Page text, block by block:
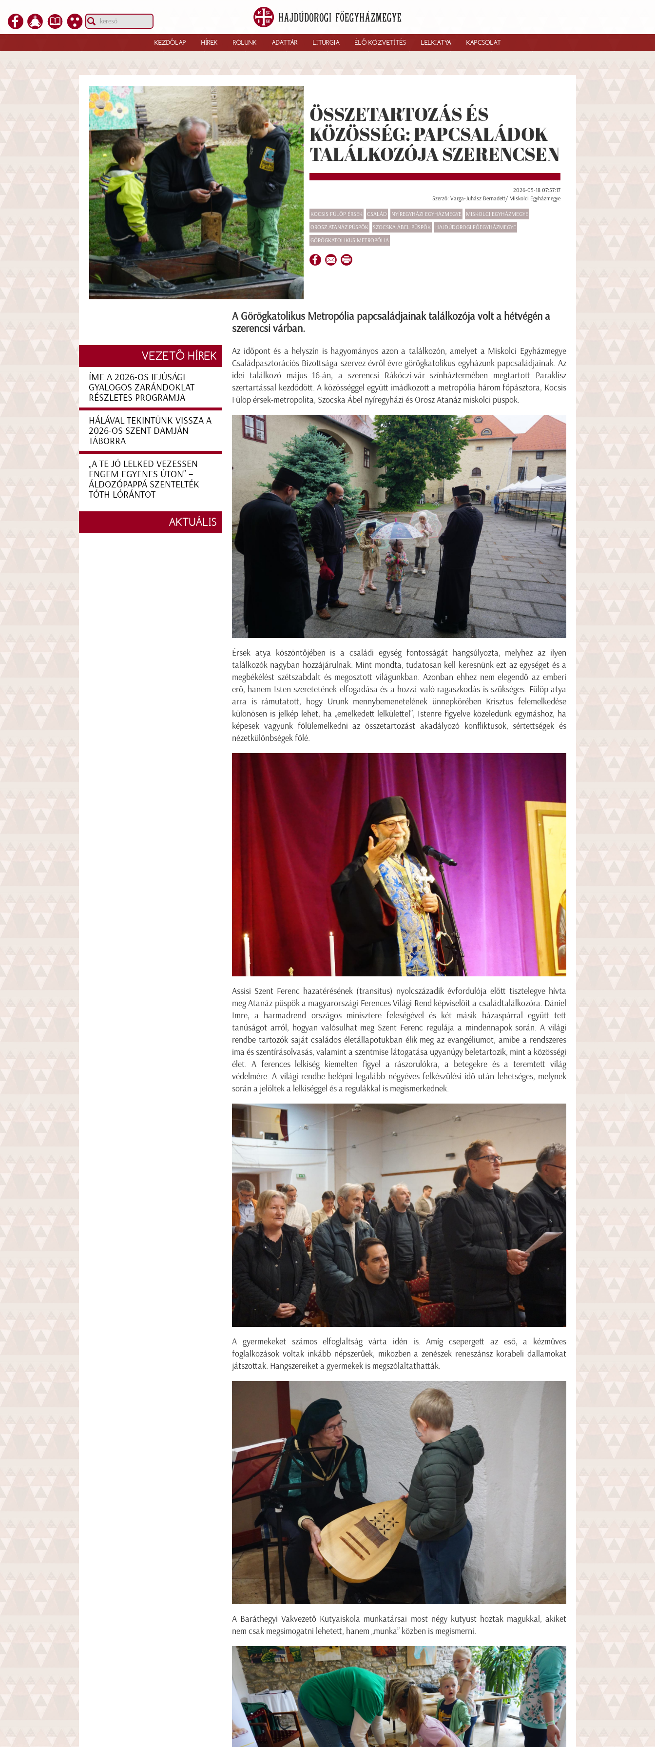
KEZDŐLAP HÍREK RÓLUNK ADATTÁR LITURGIA ÉLŐ KÖZVETÍTÉS LELKIATYA KAPCSOLAT
ÖSSZETARTOZÁS ÉS
KÖZÖSSÉG: PAPCSALÁDOK
TALÁLKOZÓJA SZERENCSEN
2026-05-18 07:57:17
Szerző: Varga-Juhász Bernadett/ Miskolci Egyházmegye
KOCSIS FÜLÖP ÉRSEK CSALÁD NYÍREGYHÁZI EGYHÁZMEGYE
MISKOLCI EGYHÁZMEGYE
OROSZ ATANÁZ PÜSPÖK
SZOCSKA ÁBEL PÜSPÖK
HAJDÚDOROGI FŐEGYHÁZMEGYE
GÖRÖGKATOLIKUS METROPÓLIA
A Görögkatolikus Metropólia papcsaládjainak találkozója volt a hétvégén a
szerencsi várban.
Az időpont és a helyszín is hagyományos azon a találkozón, amelyet a Miskolci Egyházmegye
Családpasztorációs Bizottsága szervez évről évre görögkatolikus egyházunk papcsaládjainak. Az
idei találkozó május 16-án, a szerencsi Rákóczi-vár színháztermében megtartott Paraklisz
szertartással kezdődött. A közösséggel együtt imádkozott a metropólia három főpásztora, Kocsis
Fülöp érsek-metropolita, Szocska Ábel nyíregyházi és Orosz Atanáz miskolci püspök.
Érsek atya köszöntőjében is a családi egység fontosságát hangsúlyozta, melyhez az ilyen
találkozók nagyban hozzájárulnak. Mint mondta, tudatosan kell keresnünk ezt az egységet és a
megbékélést szétszabdalt és megosztott világunkban. Azonban ehhez nem elegendő az emberi
erő, hanem Isten szeretetének elfogadása és a hozzá való ragaszkodás is szükséges. Fülöp atya
arra is rámutatott, hogy Urunk mennybemenetelének ünnepkörében Krisztus felemelkedése
különösen is jelkép lehet, ha „emelkedett lelkülettel”, Istenre figyelve közeledünk egymáshoz, ha
képesek vagyunk fölülemelkedni az összetartozást akadályozó konfliktusok, sértettségek és
nézetkülönbségek fölé.
Assisi Szent Ferenc hazatérésének (transitus) nyolcszázadik évfordulója előtt tisztelegve hívta
meg Atanáz püspök a magyarországi Ferences Világi Rend képviselőit a családtalálkozóra. Dániel
Imre, a harmadrend országos minisztere feleségével és két másik házaspárral együtt tett
tanúságot arról, hogyan valósulhat meg Szent Ferenc regulája a mindennapok során. A világi
rendbe tartozók saját családos életállapotukban élik meg az evangéliumot, amibe a rendszeres
ima és szentírásolvasás, valamint a szentmise látogatása ugyanúgy beletartozik, mint a közösségi
élet. A ferences lelkiség kiemelten figyel a rászorulókra, a betegekre és a teremtett világ
védelmére. A világi rendbe belépni legalább négyéves felkészülési idő után lehetséges, melynek
során a jelöltek a lelkiséggel és a regulákkal is megismerkednek.
A gyermekeket számos elfoglaltság várta idén is. Amíg csepergett az eső, a kézműves
foglalkozások voltak inkább népszerűek, miközben a zenészek reneszánsz korabeli dallamokat
játszottak. Hangszereiket a gyermekek is megszólaltathatták.
A Baráthegyi Vakvezető Kutyaiskola munkatársai most négy kutyust hoztak magukkal, akiket
nem csak megsimogatni lehetett, hanem „munka” közben is megismerni.
VEZETŐ HÍREK
ÍME A 2026-OS IFJÚSÁGI
GYALOGOS ZARÁNDOKLAT
RÉSZLETES PROGRAMJA
HÁLÁVAL TEKINTÜNK VISSZA A
2026-OS SZENT DAMJÁN
TÁBORRA
„A TE JÓ LELKED VEZESSEN
ENGEM EGYENES ÚTON” –
ÁLDOZÓPAPPÁ SZENTELTÉK
TÓTH LÓRÁNTOT
AKTUÁLIS